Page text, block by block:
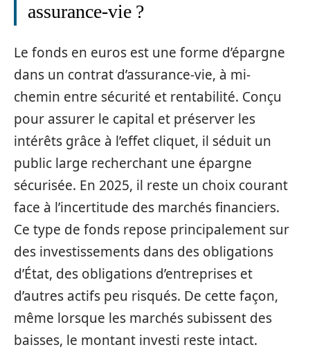
assurance-vie ?
Le fonds en euros est une forme d’épargne
dans un contrat d’assurance-vie, à mi-
chemin entre sécurité et rentabilité. Conçu
pour assurer le capital et préserver les
intérêts grâce à l’effet cliquet, il séduit un
public large recherchant une épargne
sécurisée. En 2025, il reste un choix courant
face à l’incertitude des marchés financiers.
Ce type de fonds repose principalement sur
des investissements dans des obligations
d’État, des obligations d’entreprises et
d’autres actifs peu risqués. De cette façon,
même lorsque les marchés subissent des
baisses, le montant investi reste intact.